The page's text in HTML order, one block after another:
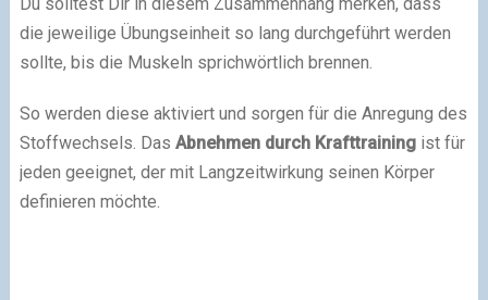
die jeweilige Übungseinheit so lang durchgeführt werden
sollte, bis die Muskeln sprichwörtlich brennen.
So werden diese aktiviert und sorgen für die Anregung des
Stoffwechsels. Das Abnehmen durch Krafttrainingist für
jeden geeignet, der mit Langzeitwirkung seinen Körper
definieren möchte.